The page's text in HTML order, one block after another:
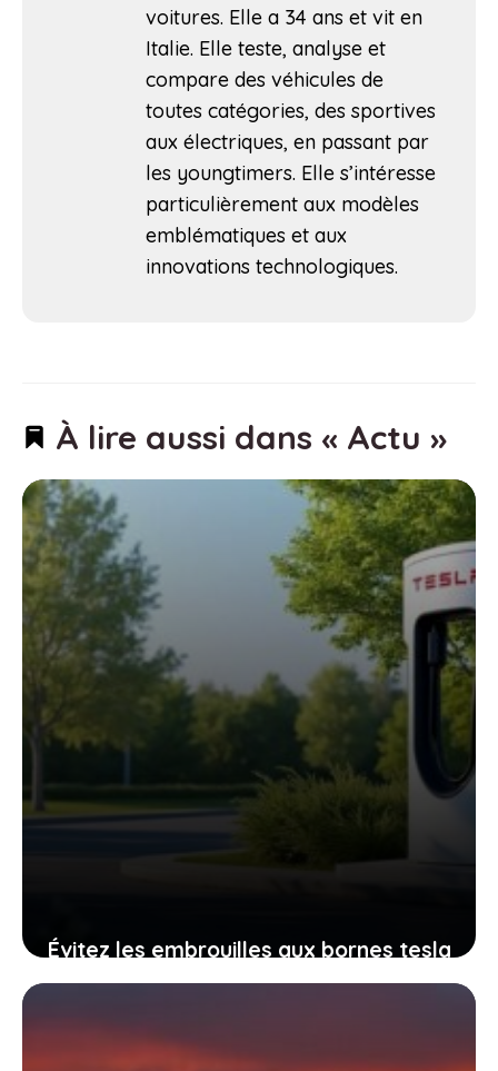
voitures. Elle a 34 ans et vit en
Italie. Elle teste, analyse et
compare des véhicules de
toutes catégories, des sportives
aux électriques, en passant par
les youngtimers. Elle s’intéresse
particulièrement aux modèles
emblématiques et aux
innovations technologiques.
À lire aussi dans « Actu »
Évitez les embrouilles aux bornes tesla
pendant l’été et rechargez votre
4 mai 2026